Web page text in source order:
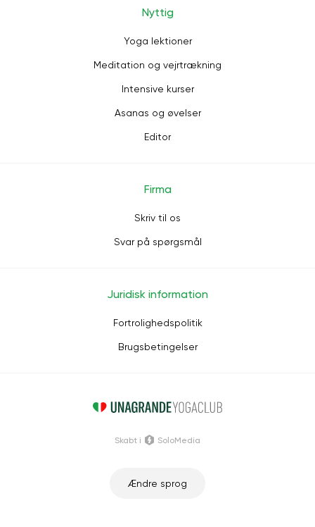
Nyttig
Yoga lektioner
Meditation og vejrtrækning
Intensive kurser
Asanas og øvelser
Editor
Firma
Skriv til os
Svar på spørgsmål
Juridisk information
Fortrolighedspolitik
Brugsbetingelser
Ændre sprog
Skabt i SoloMedia